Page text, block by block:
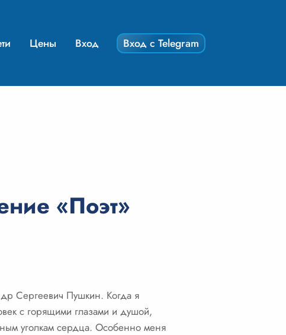
Цены Вход Вход с Telegram
«Поэт»
Сергеевич Пушкин. Когда я
с горящими глазами и душой,
уголкам сердца. Особенно меня